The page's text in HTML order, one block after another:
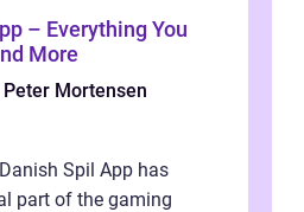
– Everything You
More
Peter Mortensen
Spil App has
part of the gaming